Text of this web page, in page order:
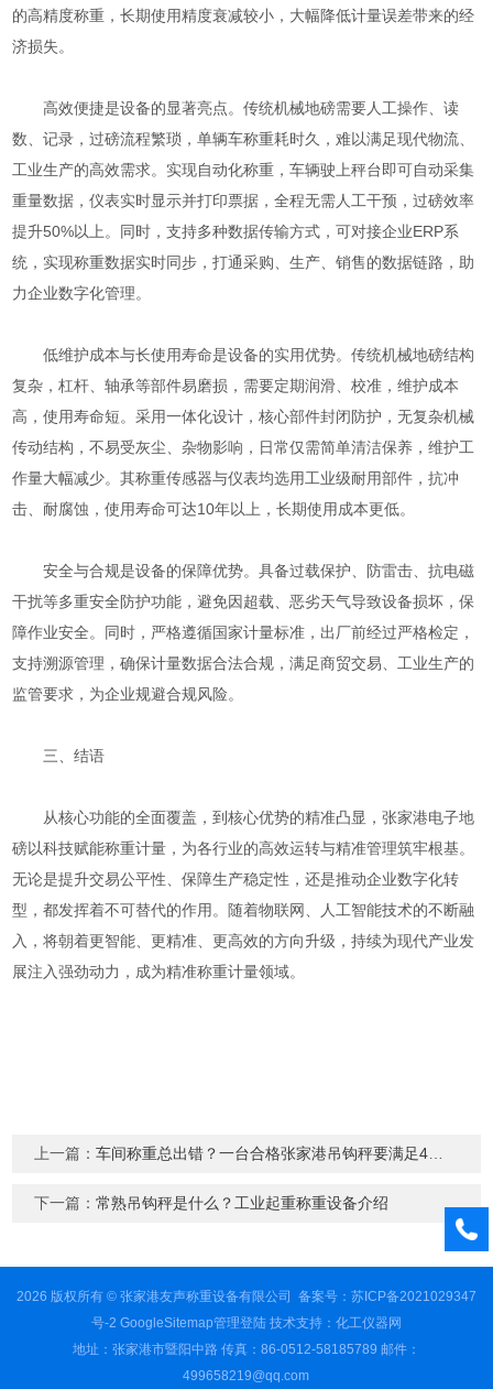
的高精度称重，长期使用精度衰减较小，大幅降低计量误差带来的经
济损失。
高效便捷是设备的显著亮点。传统机械地磅需要人工操作、读
数、记录，过磅流程繁琐，单辆车称重耗时久，难以满足现代物流、
工业生产的高效需求。实现自动化称重，车辆驶上秤台即可自动采集
重量数据，仪表实时显示并打印票据，全程无需人工干预，过磅效率
提升50%以上。同时，支持多种数据传输方式，可对接企业ERP系
统，实现称重数据实时同步，打通采购、生产、销售的数据链路，助
力企业数字化管理。
低维护成本与长使用寿命是设备的实用优势。传统机械地磅结构
复杂，杠杆、轴承等部件易磨损，需要定期润滑、校准，维护成本
高，使用寿命短。采用一体化设计，核心部件封闭防护，无复杂机械
传动结构，不易受灰尘、杂物影响，日常仅需简单清洁保养，维护工
作量大幅减少。其称重传感器与仪表均选用工业级耐用部件，抗冲
击、耐腐蚀，使用寿命可达10年以上，长期使用成本更低。
安全与合规是设备的保障优势。具备过载保护、防雷击、抗电磁
干扰等多重安全防护功能，避免因超载、恶劣天气导致设备损坏，保
障作业安全。同时，严格遵循国家计量标准，出厂前经过严格检定，
支持溯源管理，确保计量数据合法合规，满足商贸交易、工业生产的
监管要求，为企业规避合规风险。
三、结语
从核心功能的全面覆盖，到核心优势的精准凸显，张家港电子地
磅以科技赋能称重计量，为各行业的高效运转与精准管理筑牢根基。
无论是提升交易公平性、保障生产稳定性，还是推动企业数字化转
型，都发挥着不可替代的作用。随着物联网、人工智能技术的不断融
入，将朝着更智能、更精准、更高效的方向升级，持续为现代产业发
展注入强劲动力，成为精准称重计量领域。
上一篇：车间称重总出错？一台合格张家港吊钩秤要满足4个条件
下一篇：常熟吊钩秤是什么？工业起重称重设备介绍
2026 版权所有 © 张家港友声称重设备有限公司 备案号：苏ICP备2021029347
号-2 GoogleSitemap管理登陆技术支持： 化工仪器网
地址：张家港市暨阳中路 传真：86-0512-58185789 邮件：
499658219@qq.com